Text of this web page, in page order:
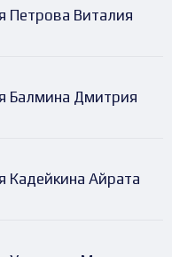
Петрова Виталия
Балмина Дмитрия
Кадейкина Айрата